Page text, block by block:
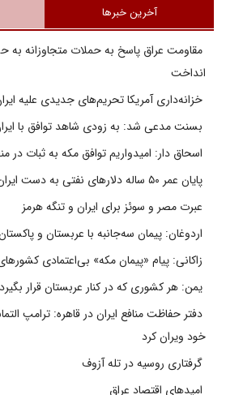
آخرین خبرها
مقاومت عراق پاسخ به حملات متجاوزانه به
انداخت
خزانه‌داری آمریکا تحریم‌های جدیدی علیه
بسنت مدعی شد: به زودی شاهد توافق با
اسحاق دار: امیدواریم توافق مکه به ثبات در
پایان عمر ۵۰ ساله دلارهای نفتی به دست ایران
عبرت مصر و سوئز برای ایران و تنگه هرمز
اردوغان: پیمان سه‌جانبه با عربستان و
زاکانی: پیام «پیمان مکه» بی‌اعتمادی
یمن: هر کشوری که در کنار عربستان قرار
دفتر حفاظت منافع ایران در قاهره: ترامپ
خود ویران کرد
گرفتاری روسیه در تله آزوف
امیدهای اقتصاد عراق